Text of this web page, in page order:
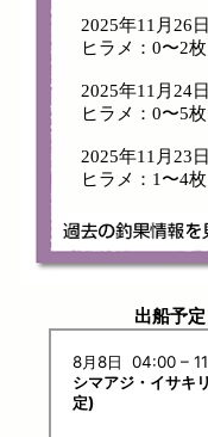
2025年11月26日
ヒラメ：0〜2枚
2025年11月24日
ヒラメ：0〜5枚
2025年11月23日
ヒラメ：1〜4枚
出船予定